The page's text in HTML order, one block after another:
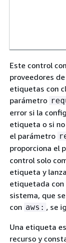
Este control
proveedores
etiquetas con
parámetro
error si la
etiqueta o si
el parámetro
proporciona el
control solo
etiqueta y
etiquetada con
sistema, que
con aws: , se
Una etiqueta
recurso y